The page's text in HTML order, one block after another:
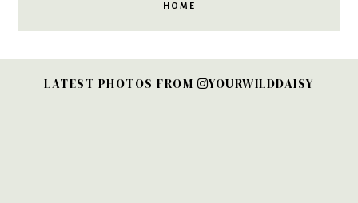
HOME
LATEST PHOTOS FROM YOURWILDDAISY